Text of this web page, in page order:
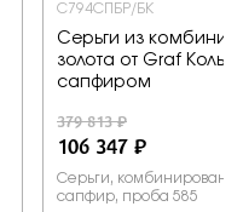
С794СПБР/БК
Серьги из
золота от Graf
сапфиром
379 813 ₽
106 347 ₽
Серьги,
сапфир, проба 585